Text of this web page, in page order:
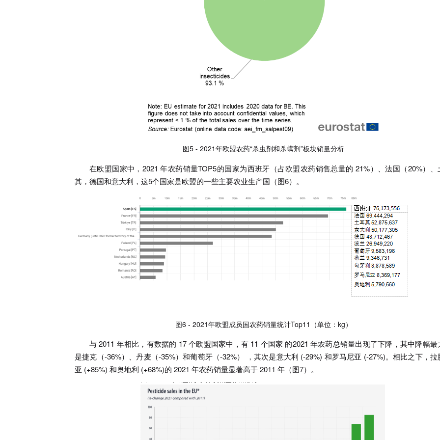
图5 - 2021年欧盟农药“杀虫剂和杀螨剂”板块销量分析
在欧盟国家中，2021 年农药销量TOP5的国家为西班牙（占欧盟农药销售总量的 21%）、法国（20%）、
其，德国和意大利，这5个国家是欧盟的一些主要农业生产国（图6）。
图6 - 2021年欧盟成员国农药销量统计Top11（单位：kg）
与 2011 年相比，有数据的 17 个欧盟国家中，有 11 个国家 的2021 年农药总销量出现了下降，其中降幅最
是捷克（-36%）、丹麦（-35%）和葡萄牙（-32%） ，其次是意大利 (-29%) 和罗马尼亚 (-27%)。相比之下，拉
亚 (+85%) 和奥地利 (+68%)的 2021 年农药销量显著高于 2011 年（图7）。